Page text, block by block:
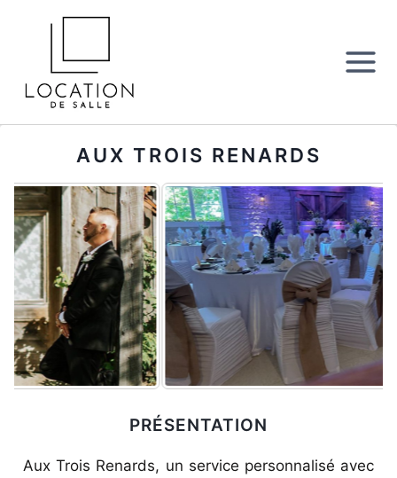
AUX TROIS RENARDS
PRÉSENTATION
Aux Trois Renards, un service personnalisé avec